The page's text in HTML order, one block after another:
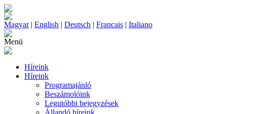
Magyar| English | Deutsch | Francais | Italiano
Menü
Híreink
Híreink
Programajánló
Beszámolóink
Legutóbbi bejegyzések
Állandó híreink